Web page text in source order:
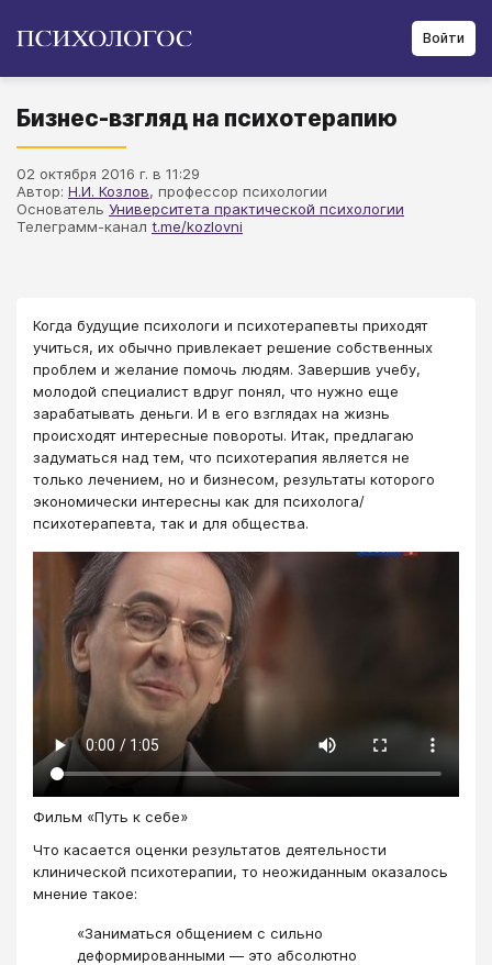
Войти
Бизнес-взгляд на психотерапию
02 октября 2016 г. в 11:29
Автор: Н.И. Козлов, профессор психологии
Основатель Университета практической психологии
Телеграмм-канал t.me/kozlovni
Когда будущие психологи и психотерапевты приходят
учиться, их обычно привлекает решение собственных
проблем и желание помочь людям. Завершив учебу,
молодой специалист вдруг понял, что нужно еще
зарабатывать деньги. И в его взглядах на жизнь
происходят интересные повороты. Итак, предлагаю
задуматься над тем, что психотерапия является не
только лечением, но и бизнесом, результаты которого
экономически интересны как для психолога/
психотерапевта, так и для общества.
Фильм «Путь к себе»
Что касается оценки результатов деятельности
клинической психотерапии, то неожиданным оказалось
мнение такое:
«Заниматься общением с сильно
деформированными — это абсолютно